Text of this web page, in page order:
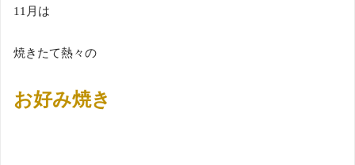
11 月は
焼きたて熱々の
お好み焼き